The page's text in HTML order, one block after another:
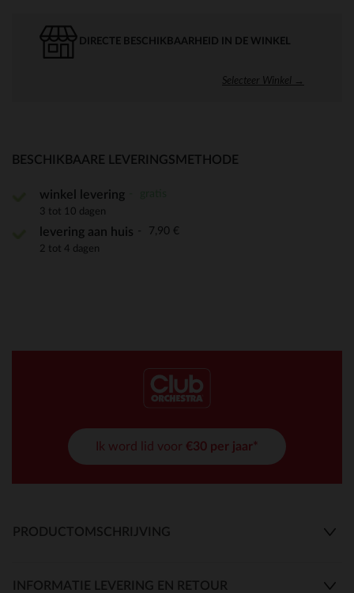
DIRECTE BESCHIKBAARHEID IN DE WINKEL
Selecteer Winkel →
BESCHIKBAARE LEVERINGSMETHODE
winkel levering
3 tot 10 dagen
levering aan huis 7,90 €
2 tot 4 dagen
Ik word lid voor €30 per jaar*
PRODUCTOMSCHRIJVING
INFORMATIE LEVERING EN RETOUR